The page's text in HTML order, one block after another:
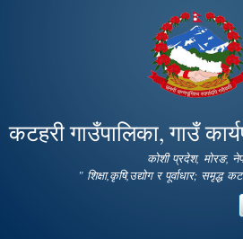
main
content
कटहरी गाउँपालिका, गाउँ
कोशी प्रदेश, मोरङ,
" शिक्षा,कृषि,उद्योग र पूर्वाधार; समृद्ध